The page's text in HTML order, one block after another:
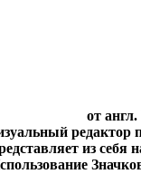
от
редактор
из